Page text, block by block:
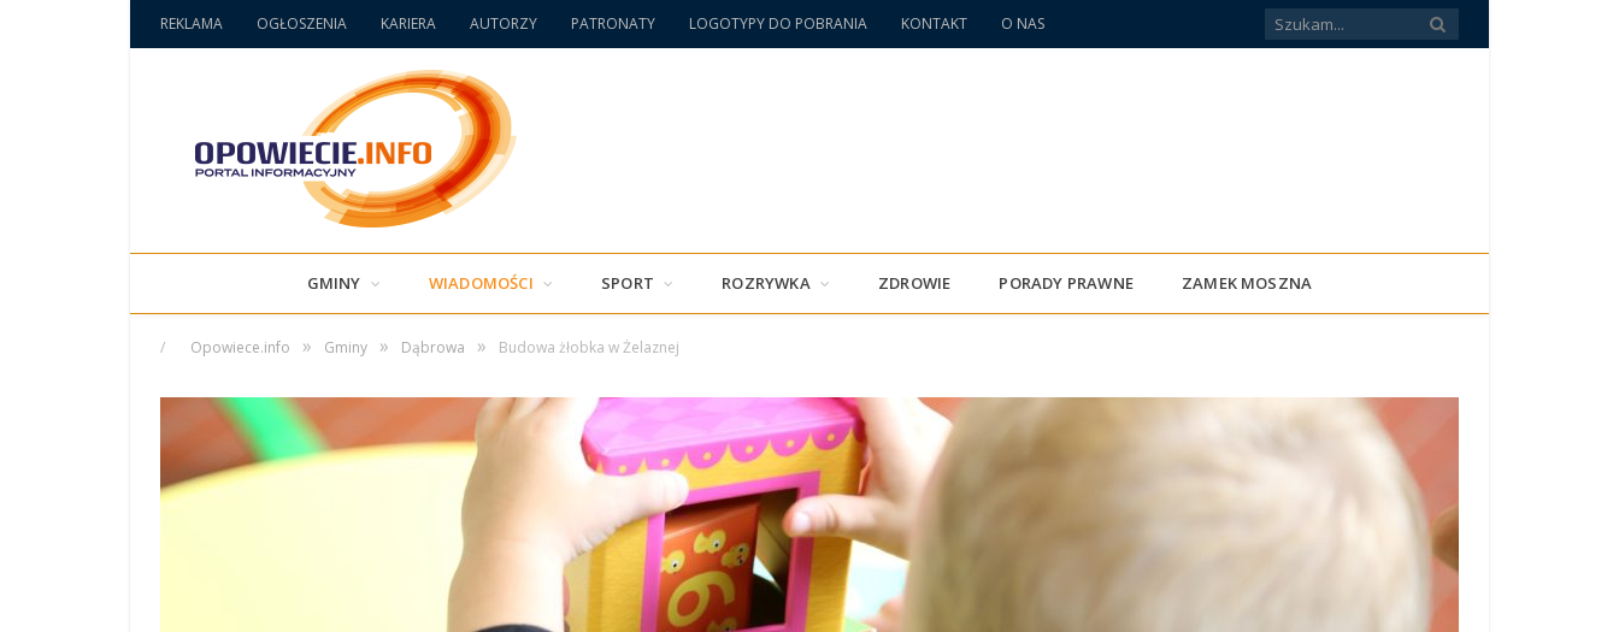
REKLAMA OGŁOSZENIA KARIERA AUTORZY PATRONATY LOGOTYPY DO POBRANIA KONTAKT O NAS
GMINY WIADOMOŚCI SPORT ROZRYWKA ZDROWIE PORADY PRAWNE ZAMEK MOSZNA
/ Opowiece.info » Gminy » Dąbrowa » Budowa żłobka w Żelaznej